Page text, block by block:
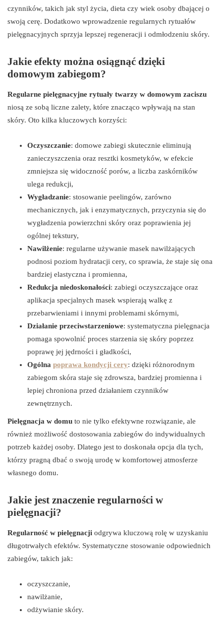
czynników, takich jak styl życia, dieta czy wiek osoby dbającej o
swoją cerę. Dodatkowo wprowadzenie regularnych rytuałów
pielęgnacyjnych sprzyja lepszej regeneracji i odmłodzeniu skóry.
Jakie efekty można osiągnąć dzięki
domowym zabiegom?
Regularne pielęgnacyjne rytuały twarzy w domowym zaciszu
niosą ze sobą liczne zalety, które znacząco wpływają na stan
skóry. Oto kilka kluczowych korzyści:
Oczyszczanie: domowe zabiegi skutecznie eliminują
zanieczyszczenia oraz resztki kosmetyków, w efekcie
zmniejsza się widoczność porów, a liczba zaskórników
ulega redukcji,
Wygładzanie: stosowanie peelingów, zarówno
mechanicznych, jak i enzymatycznych, przyczynia się do
wygładzenia powierzchni skóry oraz poprawienia jej
ogólnej tekstury,
Nawilżenie: regularne używanie masek nawilżających
podnosi poziom hydratacji cery, co sprawia, że staje się ona
bardziej elastyczna i promienna,
Redukcja niedoskonałości: zabiegi oczyszczające oraz
aplikacja specjalnych masek wspierają walkę z
przebarwieniami i innymi problemami skórnymi,
Działanie przeciwstarzeniowe: systematyczna pielęgnacja
pomaga spowolnić proces starzenia się skóry poprzez
poprawę jej jędrności i gładkości,
Ogólna poprawa kondycji cery: dzięki różnorodnym
zabiegom skóra staje się zdrowsza, bardziej promienna i
lepiej chroniona przed działaniem czynników
zewnętrznych.
Pielęgnacja w domu to nie tylko efektywne rozwiązanie, ale
również możliwość dostosowania zabiegów do indywidualnych
potrzeb każdej osoby. Dlatego jest to doskonała opcja dla tych,
którzy pragną dbać o swoją urodę w komfortowej atmosferze
własnego domu.
Jakie jest znaczenie regularności w
pielęgnacji?
Regularność w pielęgnacji odgrywa kluczową rolę w uzyskaniu
długotrwałych efektów. Systematyczne stosowanie odpowiednich
zabiegów, takich jak:
oczyszczanie,
nawilżanie,
odżywianie skóry.